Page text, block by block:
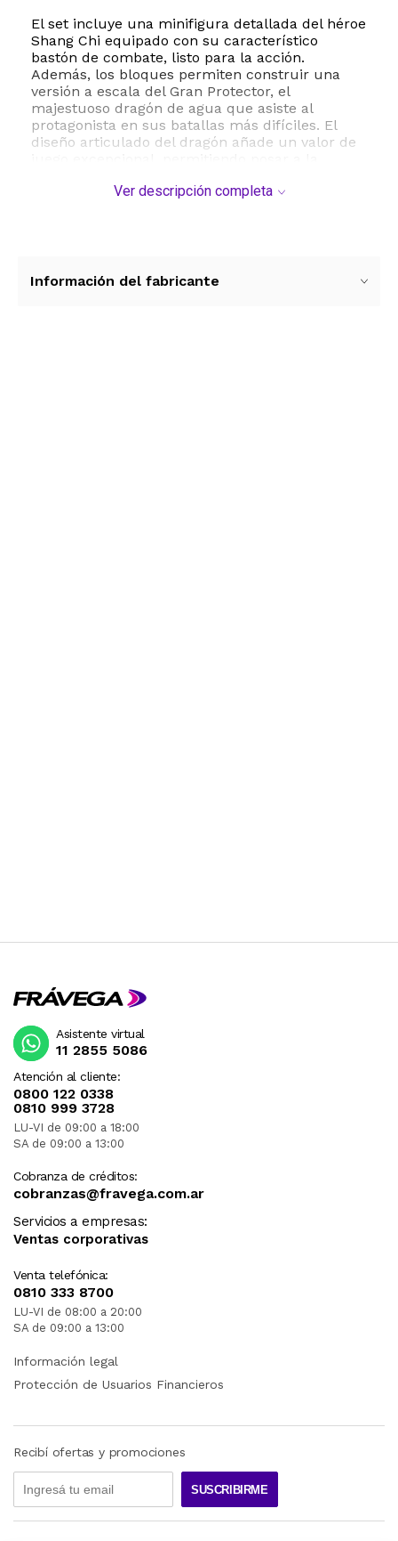
El set incluye una minifigura detallada del héroe
Shang Chi equipado con su característico
bastón de combate, listo para la acción.
Además, los bloques permiten construir una
versión a escala del Gran Protector, el
majestuoso dragón de agua que asiste al
protagonista en sus batallas más difíciles. El
diseño articulado del dragón añade un valor de
cada pieza. Su formato en bolsa plástica o
Ver descripción completa
Información del fabricante
Atención al cliente:
0800 122 0338
0810 999 3728
LU-VI de 09:00 a 18:00
SA de 09:00 a 13:00
Cobranza de créditos:
cobranzas@fravega.com.ar
Servicios a empresas:
Ventas corporativas
Venta telefónica:
0810 333 8700
LU-VI de 08:00 a 20:00
SA de 09:00 a 13:00
Asistente virtual
11 2855 5086
Información legal
Protección de Usuarios Financieros
Recibí ofertas y promociones
SUSCRIBIRME